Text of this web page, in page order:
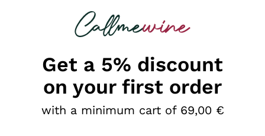
looking for
Get a 5% discount
on your first order
with a minimum cart of 69,00 €